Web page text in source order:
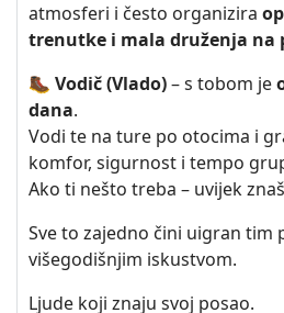
atmosferi i često organizira
trenutke i mala druženja na
🥾 Vodič (Vlado)– s tobom je
dana.
Vodi te na ture po otocima i
komfor, sigurnost i tempo
Ako ti nešto treba – uvijek
Sve to zajedno čini uigran tim
višegodišnjim iskustvom.
Ljude koji znaju svoj posao.